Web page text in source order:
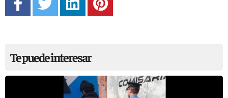
Te puede interesar